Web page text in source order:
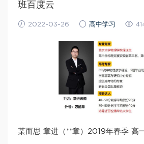
班百度云
2022-03-26 高中学习
某而思 章进（**章）2019年春季 高